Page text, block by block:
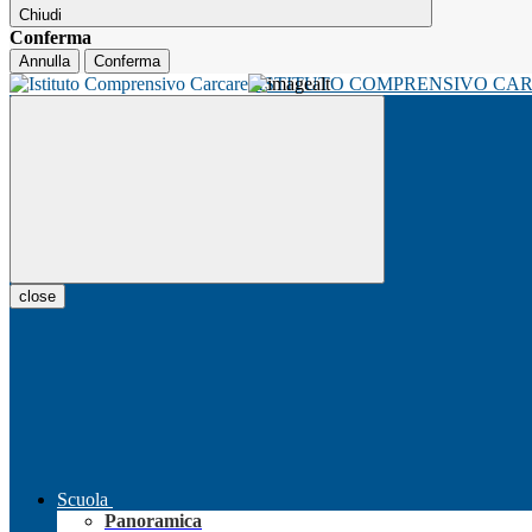
Chiudi
Conferma
Annulla Conferma
ISTITUTO COMPRENSIVO
close
Scuola
Panoramica